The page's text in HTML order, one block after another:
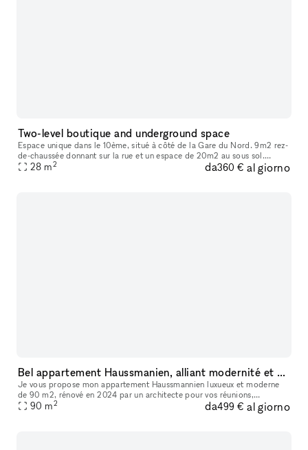
Two-level boutique and underground space
Espace unique dans le 10ème, situé à côté de la Gare du Nord. 9m2 rez-
de-chaussée donnant sur la rue et un espace de 20m2 au sous sol.
L'espace est utilisé pour des expositions, comme showroom, ou à
28 m2 da360 € al giorno
Bel appartement Haussmanien, alliant modernité et cachet de l'ancien
Je vous propose mon appartement Haussmannien luxueux et moderne
de 90 m2, rénové en 2024 par un architecte pour vos réunions,
événements et production. Cachet de l'ancien préservé : parquet point d
90 m2 da499 € al giorno